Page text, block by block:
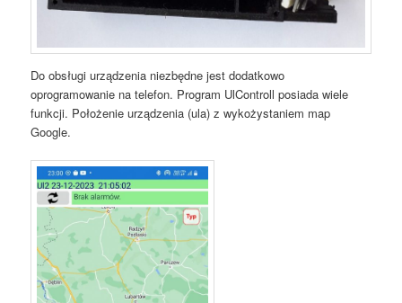
Do obsługi urządzenia niezbędne jest dodatkowo
oprogramowanie na telefon. Program UlControll posiada wiele
funkcji. Położenie urządzenia (ula) z wykożystaniem map
Google.